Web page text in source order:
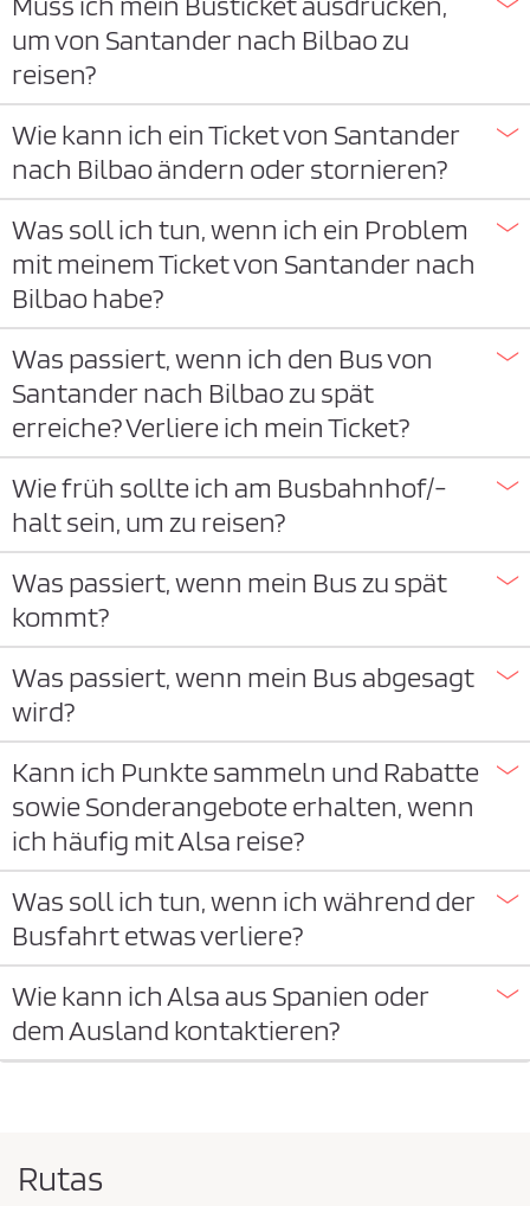
um von Santander nach Bilbao zu
reisen?
Wie kann ich ein Ticket von Santander
nach Bilbao ändern oder stornieren?
Was soll ich tun, wenn ich ein Problem
mit meinem Ticket von Santander nach
Bilbao habe?
Was passiert, wenn ich den Bus von
Santander nach Bilbao zu spät
erreiche? Verliere ich mein Ticket?
Wie früh sollte ich am Busbahnhof/-
halt sein, um zu reisen?
Was passiert, wenn mein Bus zu spät
kommt?
Was passiert, wenn mein Bus abgesagt
wird?
Kann ich Punkte sammeln und Rabatte
sowie Sonderangebote erhalten, wenn
ich häufig mit Alsa reise?
Was soll ich tun, wenn ich während der
Busfahrt etwas verliere?
Wie kann ich Alsa aus Spanien oder
dem Ausland kontaktieren?
Rutas